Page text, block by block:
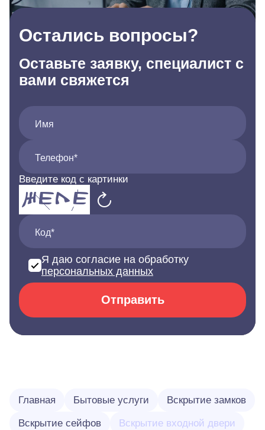
Остались вопросы?
Оставьте заявку, специалист с
вами свяжется
Имя
Телефон*
Введите код с картинки
Код*
Я даю согласие на обработку
персональных данных
Отправить
Главная Бытовые услуги Вскрытие замков
Вскрытие сейфов Вскрытие входной двери